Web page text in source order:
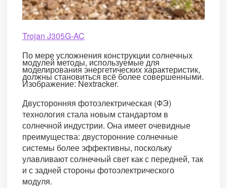
Trojan J305G-AC
По мере усложнения конструкции солнечных
модулей методы, используемые для
моделирования энергетических характеристик,
должны становиться всё более совершенными.
Изображение: Nextracker.
Двусторонняя фотоэлектрическая (ФЭ)
технология стала новым стандартом в
солнечной индустрии. Она имеет очевидные
преимущества: двусторонние солнечные
системы более эффективны, поскольку
улавливают солнечный свет как с передней, так
и с задней стороны фотоэлектрического
модуля.